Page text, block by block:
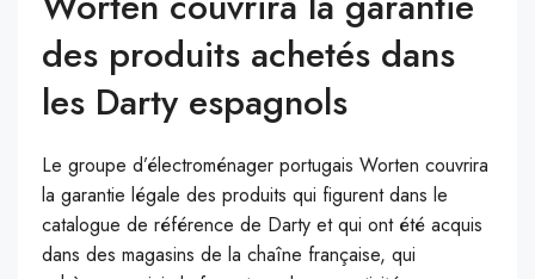
des produits achetés dans
les Darty espagnols
Le groupe d’électroménager portugais Worten couvrira
la garantie légale des produits qui figurent dans le
catalogue de référence de Darty et qui ont été acquis
dans des magasins de la chaîne française, qui